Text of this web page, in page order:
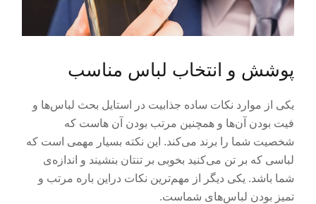
پوشش و انتخاب لباس مناسب
یکی از موارد نکات ساده جذابیت در استایل بحث لباس‌ها و
فیت بودن آن‌ها و همچنین مرتب بودن آن هاست که
شخصیت شما را برند می‌کند. این نکته بسیار مهمی است که
لباسی که بر تن می‌کنید بخوبی بر تنتان بنشیند و اندازه‌ی
شما باشد. یکی دیگر از مهم‌ترین نکات دراین باره مرتب و
تمیز بودن لباس‌های شماست.